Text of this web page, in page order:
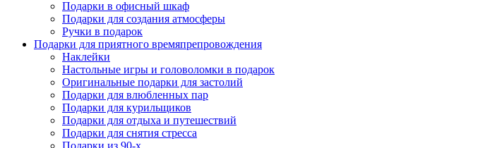
Подарки в офисный шкаф
Подарки для создания атмосферы
Ручки в подарок
Подарки для приятного времяпрепровождения
Наклейки
Настольные игры и головоломки в подарок
Оригинальные подарки для застолий
Подарки для влюбленных пар
Подарки для курильщиков
Подарки для отдыха и путешествий
Подарки для снятия стресса
Подарки из 90-х